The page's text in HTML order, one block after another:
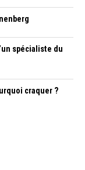
spécialiste du
craquer ?